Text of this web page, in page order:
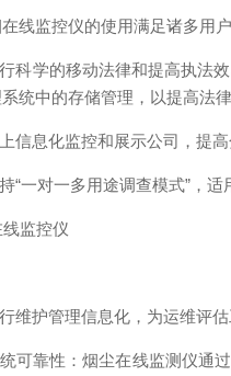
监控仪的使用满足诸多用
学的移动法律和提高执法效
统中的存储管理，以提高法
息化监控和展示公司，提高
对一多用途调查模式”，适
护管理信息化，为运维评估
靠性：烟尘在线监测仪通过